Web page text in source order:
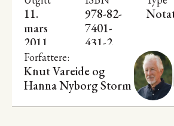
11.
mars
2011
978-82-
7401-
431-2
Forfattere:
Knut Vareideog
Hanna Nyborg Storm